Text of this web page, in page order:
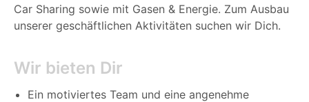
Car Sharing sowie mit Gasen & Energie. Zum Ausbau
unserer geschäftlichen Aktivitäten suchen wir Dich.
Wir bieten Dir
Ein motiviertes Team und eine angenehme